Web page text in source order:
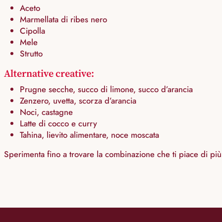
Aceto
Marmellata di ribes nero
Cipolla
Mele
Strutto
Alternative creative:
Prugne secche, succo di limone, succo d’arancia
Zenzero, uvetta, scorza d’arancia
Noci, castagne
Latte di cocco e curry
Tahina, lievito alimentare, noce moscata
Sperimenta fino a trovare la combinazione che ti piace di